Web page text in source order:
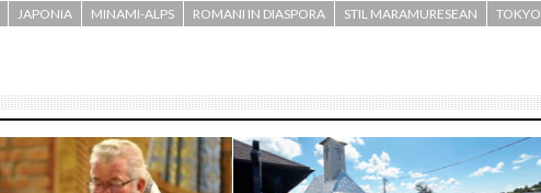
JAPONIA MINAMI-ALPS ROMANI IN DIASPORA STIL MARAMURESEAN
TOKYO